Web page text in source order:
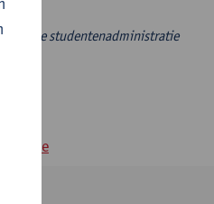
aan de studentenadministratie